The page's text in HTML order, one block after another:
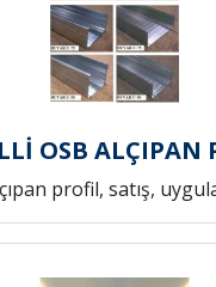
OSB ALÇIPAN
profil, satış,